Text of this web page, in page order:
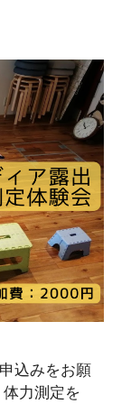
込みをお願
力測定を